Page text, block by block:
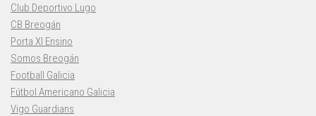
Club Deportivo Lugo
CB Breogán
Porta XI Ensino
Somos Breogán
Football Galicia
Fútbol Americano Galicia
Vigo Guardians